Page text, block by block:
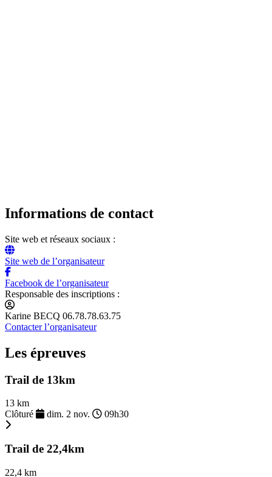
Informations de contact
Site web et réseaux sociaux :
Site web de l’organisateur
Facebook de l’organisateur
Responsable des inscriptions :
Karine BECQ 06.78.78.63.75
Contacter l’organisateur
Les épreuves
Trail de 13km
13 km
Clôturé
dim. 2 nov. 09h30
Trail de 22,4km
22,4 km